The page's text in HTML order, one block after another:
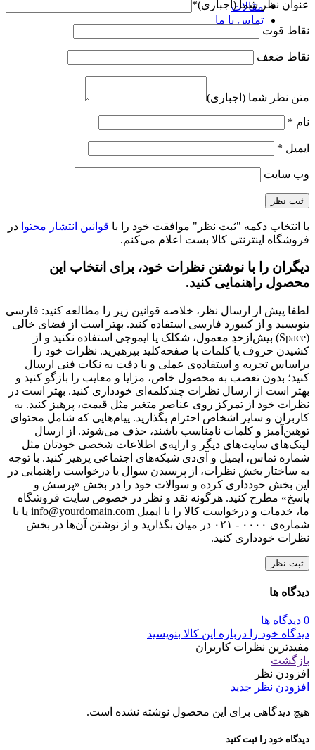
مقالات
تماس با ما
عنوان نظر شما (اجباری)*
نقاط قوت
نقاط ضعف
متن نظر شما (اجباری)
نام *
ایمیل *
وب‌ سایت
با انتخاب دکمه "ثبت نظر" موافقت خود را با قوانین انتشار محتوا در
فروشگاه اینترنتی کالا بست اعلام می‌کنم.
دیگران را با نوشتن نظرات خود، برای انتخاب این
محصول راهنمایی کنید.
لطفا پیش از ارسال نظر، خلاصه قوانین زیر را مطالعه کنید: فارسی
بنویسید و از کیبورد فارسی استفاده کنید. بهتر است از فضای خالی
(Space) بیش‌از‌حدِ معمول، شکلک یا ایموجی استفاده نکنید و از
کشیدن حروف یا کلمات با صفحه‌کلید بپرهیزید. نظرات خود را
براساس تجربه و استفاده‌ی عملی و با دقت به نکات فنی ارسال
کنید؛ بدون تعصب به محصول خاص، مزایا و معایب را بازگو کنید و
بهتر است از ارسال نظرات چندکلمه‌‌ای خودداری کنید. بهتر است در
نظرات خود از تمرکز روی عناصر متغیر مثل قیمت، پرهیز کنید. به
کاربران و سایر اشخاص احترام بگذارید. پیام‌هایی که شامل محتوای
توهین‌آمیز و کلمات نامناسب باشند، حذف می‌شوند. از ارسال
لینک‌های سایت‌های دیگر و ارایه‌ی اطلاعات شخصی خودتان مثل
شماره تماس، ایمیل و آی‌دی شبکه‌های اجتماعی پرهیز کنید. با توجه
به ساختار بخش نظرات، از پرسیدن سوال یا درخواست راهنمایی در
این بخش خودداری کرده و سوالات خود را در بخش «پرسش و
پاسخ» مطرح کنید. هرگونه نقد و نظر در خصوص سایت فروشگاه
ما، خدمات و درخواست کالا را با ایمیل info@yourdomain.com یا با
شماره‌ی ۰۰۰۰ - ۰۲۱ در میان بگذارید و از نوشتن آن‌ها در بخش
نظرات خودداری کنید.
ثبت نظر
دیدگاه ها
0 دیدگاه ها
دیدگاه خود را درباره این کالا بنویسید
مفیدترین نظرات کاربران
بازگشت
افزودن نظر
افزودن نظر جدید
هیچ دیدگاهی برای این محصول نوشته نشده است.
دیدگاه خود را ثبت کنید